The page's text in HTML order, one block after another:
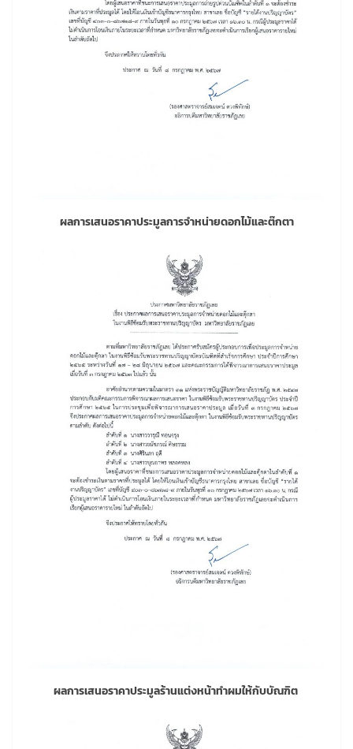
ผลการเสนอราคาประมูลการจำหน่ายดอกไม้และต๊กตา
ผลการเสนอราคาประมูลร้านแต่งหน้าทำผมให้กับบัณฑิต